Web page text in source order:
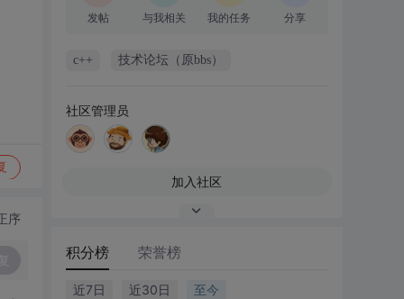
序
发帖 与我相关 我的任务 分享
c++ 技术论坛（原bbs）
社区管理员
加入社区
积分榜 荣誉榜
近7日 近30日 至今